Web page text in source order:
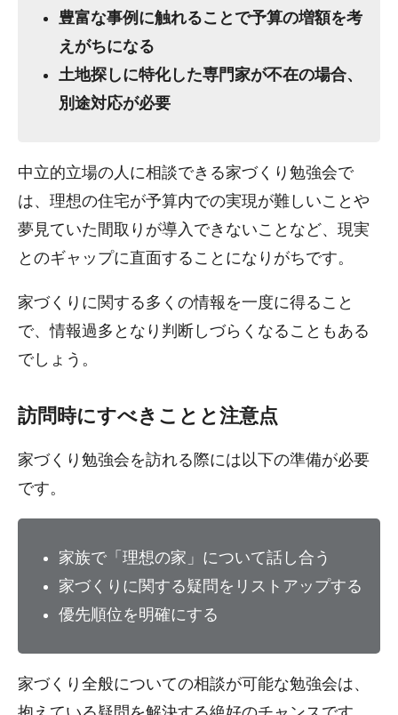
豊富な事例に触れることで予算の増額を考
えがちになる
土地探しに特化した専門家が不在の場合、
別途対応が必要
中立的立場の人に相談できる家づくり勉強会で
は、理想の住宅が予算内での実現が難しいことや
夢見ていた間取りが導入できないことなど、現実
とのギャップに直面することになりがちです。
家づくりに関する多くの情報を一度に得ること
で、情報過多となり判断しづらくなることもある
でしょう。
訪問時にすべきことと注意点
家づくり勉強会を訪れる際には以下の準備が必要
です。
家族で「理想の家」について話し合う
家づくりに関する疑問をリストアップする
優先順位を明確にする
家づくり全般についての相談が可能な勉強会は、